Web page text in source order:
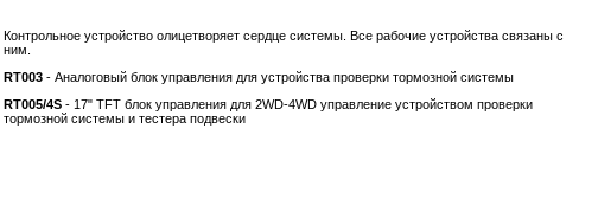
Контрольное устройство олицетворяет сердце системы. Все рабочие устройства связаны с
ним.
RT003 - Аналоговый блок управления для устройства проверки тормозной системы
RT005/4S - 17" TFT блок управления для 2WD-4WD управление устройством проверки
тормозной системы и тестера подвески